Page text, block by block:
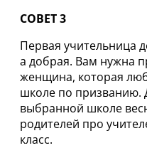
СОВЕТ 3
Первая учительница
а добрая. Вам нужна
женщина, которая
школе по призванию.
выбранной школе
родителей про
класс.